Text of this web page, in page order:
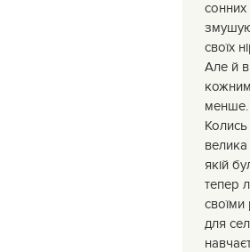
сонних
своїх
Але й
менше.
якій
тепер
своїми
для